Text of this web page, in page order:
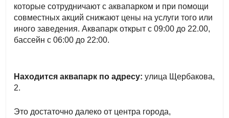
которые сотрудничают с аквапарком и при помощи
совместных акций снижают цены на услуги того или
иного заведения. Аквапарк открыт с 09:00 до 22.00,
бассейн с 06:00 до 22:00.
Находится аквапарк по адресу: улица Щербакова,
2.
Это достаточно далеко от центра города,